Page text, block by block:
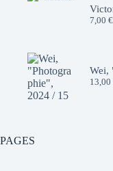
7,00 €
Wei,
13,00
PAGES